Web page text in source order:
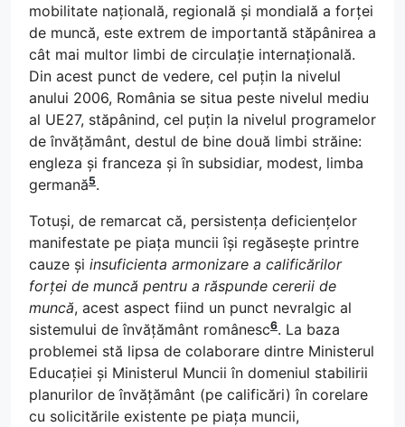
mobilitate națională, regională și mondială a forței
de muncă, este extrem de importantă stăpânirea a
cât mai multor limbi de circulație internațională.
Din acest punct de vedere, cel puțin la nivelul
anului 2006, România se situa peste nivelul mediu
al UE27, stăpânind, cel puțin la nivelul programelor
de învățământ, destul de bine două limbi străine:
engleza și franceza și în subsidiar, modest, limba
germană5.
Totuși, de remarcat că, persistența deficiențelor
manifestate pe piața muncii își regăsește printre
cauze și insuficienta armonizare a calificărilor
forței de muncă pentru a răspunde cererii de
muncă, acest aspect fiind un punct nevralgic al
sistemului de învățământ românesc6. La baza
problemei stă lipsa de colaborare dintre Ministerul
Educației și Ministerul Muncii în domeniul stabilirii
planurilor de învățământ (pe calificări) în corelare
cu solicitările existente pe piața muncii,